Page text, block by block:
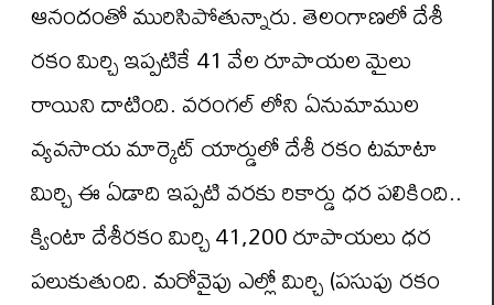
ఆనందంతో మురిసిపోతున్నారు. తెలంగాణలో దేశీ
రకం మిర్చి ఇప్పటికే 41 వేల రూపాయల మైలు
రాయిని దాటింది. వరంగల్ లోని ఏనుమాముల
వ్యవసాయ మార్కెట్ యార్డులో దేశీ రకం టమాటా
మిర్చి ఈ ఏడాది ఇప్పటి వరకు రికార్డు ధర పలికింది..
క్వింటా దేశీరకం మిర్చి 41,200 రూపాయలు ధర
పలుకుతుంది. మరోవైపు ఎల్లో మిర్చి (పసుపు రకం